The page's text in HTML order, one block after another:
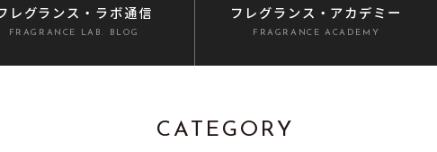
レグランス ・ラボ通信
FRAGRANCE LAB. BLOG
フレグランス ・アカデミー
FRAGRANCE ACADEMY
CATEGORY